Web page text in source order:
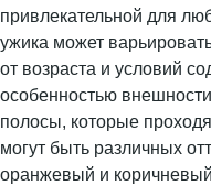
привлекательной для
ужика может
от возраста и условий
особенностью
полосы, которые
могут быть различных
оранжевый и